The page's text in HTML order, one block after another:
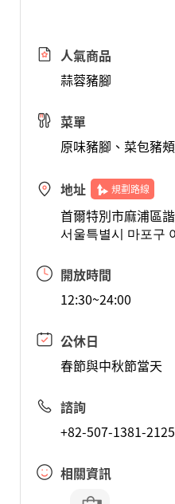
人氣商品
蒜蓉豬腳
菜單
原味豬腳、菜包豬
地址 規劃路線
首爾特別市麻浦區
서울특별시 마포구
開放時間
12:30~24:00
公休日
春節與中秋節當天
諮詢
+82-507-1381-2125
相關資訊